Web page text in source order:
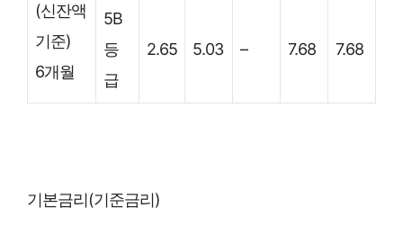
(신잔액
기준)
6개월
5B
등
급
2.65 5.03 – 7.68 7.68
기본금리(기준금리)